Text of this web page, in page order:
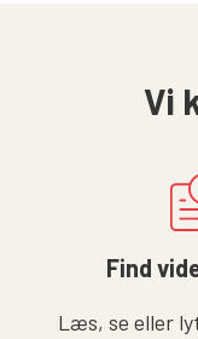
Vi
Find
Læs, se eller